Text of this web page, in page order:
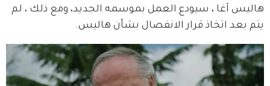
هاليس آغا ، سيودع العمل بموسمه الجديد، ومع ذلك ، لم
يتم بعد اتخاذ قرار الانفصال بشأن هاليس.